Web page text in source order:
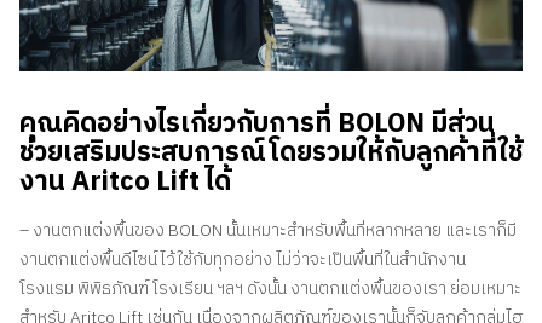
คุณคิดอย่างไรเกี่ยวกับการที่ BOLON มีส่วน
ช่วยเสริมประสบการณ์โดยรวมให้กับลูกค้าที่ใช้
งาน Aritco Lift ได้
– งานตกแต่งพื้นของ BOLON นั้นเหมาะสำหรับพื้นที่หลากหลาย และเราก็มี
งานตกแต่งพื้นดีไซน์ไว้ใช้กับทุกอย่าง ไม่ว่าจะเป็นพื้นที่ในสำนักงาน
โรงแรม พิพิธภัณฑ์ โรงเรียน ฯลฯ ดังนั้น งานตกแต่งพื้นของเรา ย่อมเหมาะ